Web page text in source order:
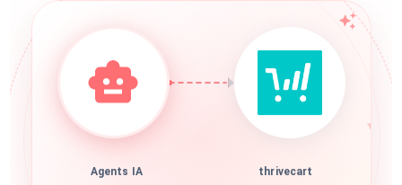
Agents IA thrivecart